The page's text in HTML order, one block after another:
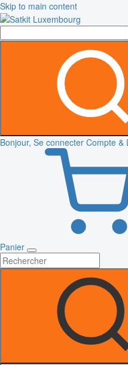
Skip to main content
Bonjour, Se connecter Compte &
Panier